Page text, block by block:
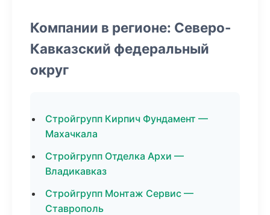
Компании в регионе: Северо-
Кавказский федеральный
округ
Стройгрупп Кирпич Фундамент —
Махачкала
Стройгрупп Отделка Архи —
Владикавказ
Стройгрупп Монтаж Сервис —
Ставрополь